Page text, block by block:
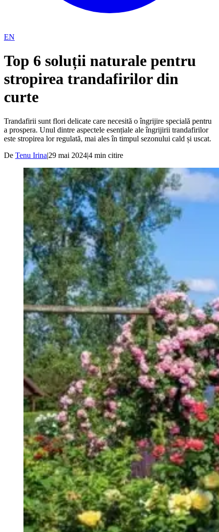
EN
Top 6 soluții naturale pentru
stropirea trandafirilor din
curte
Trandafirii sunt flori delicate care necesită o îngrijire specială pentru
a prospera. Unul dintre aspectele esențiale ale îngrijirii trandafirilor
este stropirea lor regulată, mai ales în timpul sezonului cald și uscat.
De Tenu Irina|29 mai 2024|4 min citire